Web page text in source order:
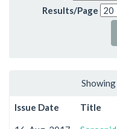
Results/Page
Issue Date Title